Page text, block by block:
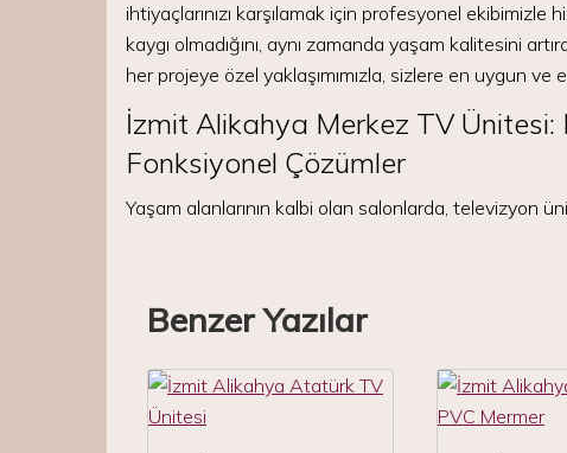
ihtiyaçlarınızı karşılamak için profesyonel
kaygı olmadığını, aynı zamanda yaşam kalitesini
her projeye özel yaklaşımımızla, sizlere en uygun ve
İzmit Alikahya Merkez TV Ünitesi:
Fonksiyonel Çözümler
Yaşam alanlarının kalbi olan salonlarda, televizyon
Benzer Yazılar